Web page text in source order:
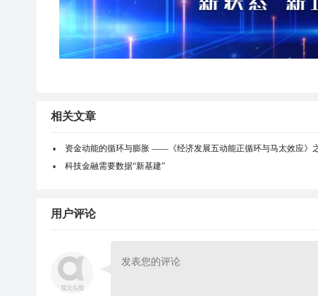
相关文章
资金动能的循环与膨胀 ——《经济发展五动能正循环与马太效应》
科技金融需要数据“新基建”
用户评论